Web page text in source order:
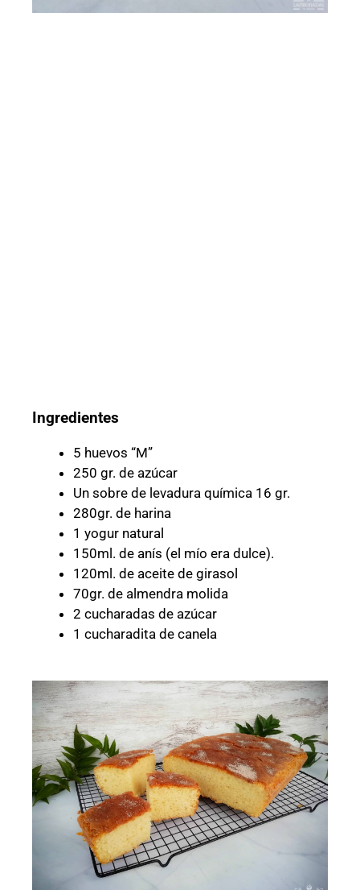
Ingredientes
5 huevos “M”
250 gr. de azúcar
Un sobre de levadura química 16 gr.
280gr. de harina
1 yogur natural
150ml. de anís (el mío era dulce).
120ml. de aceite de girasol
70gr. de almendra molida
2 cucharadas de azúcar
1 cucharadita de canela